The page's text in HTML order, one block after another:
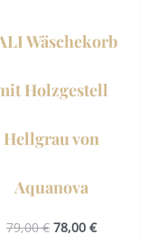
Wäschekorb
Holzgestell
Hellgrau von
Aquanova
79,00€ 78,00 €